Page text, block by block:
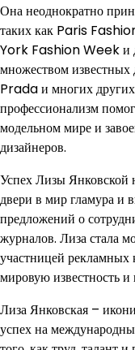
Она неоднократно
таких как Paris
York Fashion Week и
множеством
Prada и многих
профессионализм
модельном мире и
дизайнеров.
Успех Лизы Янковской
двери в мир гламура и
предложений о
журналов. Лиза стала
участницей рекламных
мировую известность и
Лиза Янковская –
успех на